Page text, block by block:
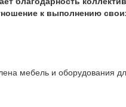
к выполнению
мебель и оборудования